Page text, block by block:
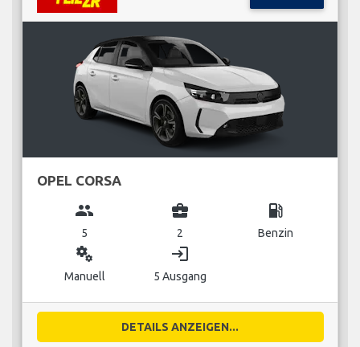
OPEL CORSA
group
5
business_center
2
local_gas_station
Benzin
miscellaneous_services
Manuell
login
5 Ausgang
DETAILS ANZEIGEN...